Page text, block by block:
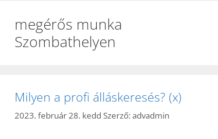
megérős munka
Szombathelyen
Milyen a profi álláskeresés? (x)
2023. február 28. kedd Szerző: advadmin